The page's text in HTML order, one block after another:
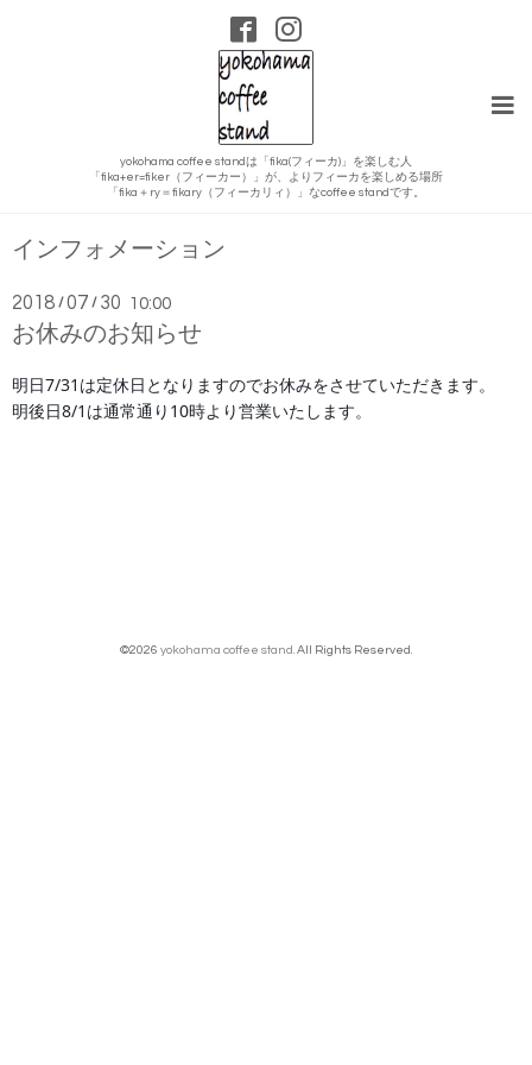
yokohama coffee standは「fika(フィーカ)」を楽しむ人
「fika+er=fiker（フィーカー）」が、よりフィーカを楽しめる場所
「fika＋ry＝fikary（フィーカリィ）」なcoffee standです。
インフォメーション
2018 /07 / 30 10:00
お休みのお知らせ
明日7/31は定休日となりますのでお休みをさせていただきます。
明後日8/1は通常通り10時より営業いたします。
©2026 yokohama coffee stand. All Rights Reserved.